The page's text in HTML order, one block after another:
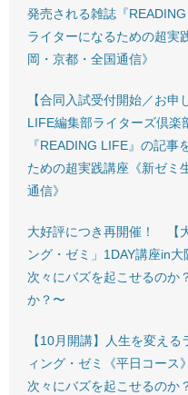
発売される雑誌『
ライターになるための超実
岡・京都・全国通信》
【合同入試受付開始／お
LIFE編集部ライターズ倶楽
『READING LIFE』の記事
ための超実践講座《新ゼミ
通信》
大好評につき再開催！ 【
ング・ゼミ」1DAY講座in
次々にバズを起こせるのか
か？〜
【10月開講】人生を変え
ィング・ゼミ《平日コース
次々にバズを起こせるのか